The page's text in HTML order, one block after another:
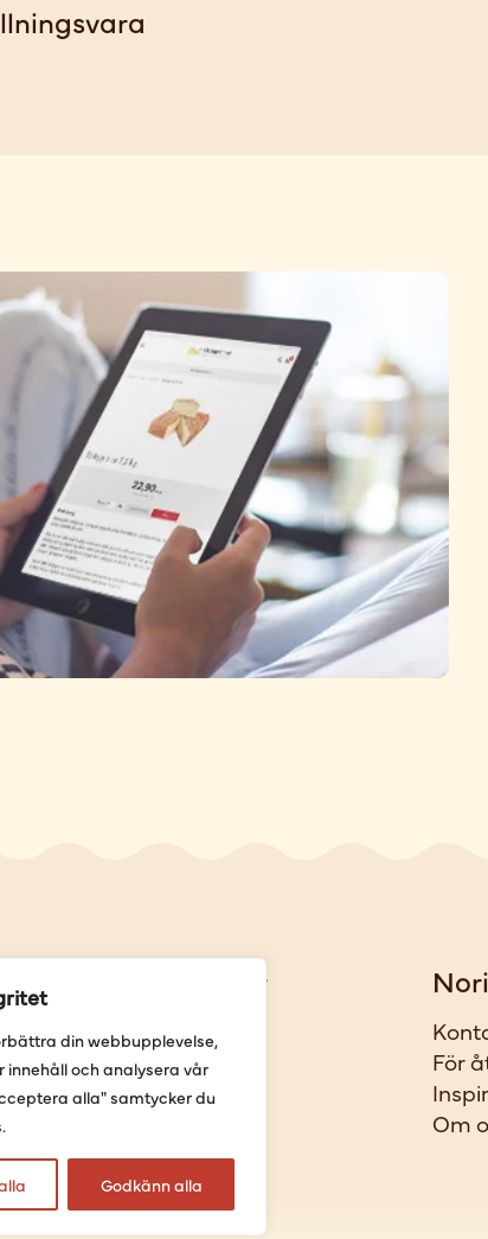
din webbupplevelse,
innehåll och analysera vår
alla" samtycker du
Godkänn alla
Genvägar
Våra butiker
Sortiment
Provningar
För
Om